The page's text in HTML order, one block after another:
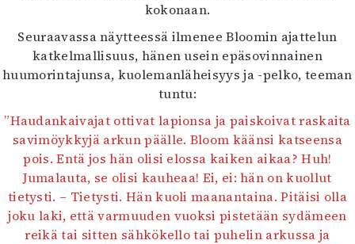
kokonaan.
Seuraavassa näytteessä ilmenee Bloomin ajattelun
katkelmallisuus, hänen usein epäsovinnainen
huumorintajunsa, kuolemanläheisyys ja -pelko, teeman
tuntu:
”Haudankaivajat ottivat lapionsa ja paiskoivat raskaita
savimöykkyjä arkun päälle. Bloom käänsi katseensa
pois. Entä jos hän olisi elossa kaiken aikaa? Huh!
Jumalauta, se olisi kauheaa! Ei, ei: hän on kuollut
tietysti. – Tietysti. Hän kuoli maanantaina. Pitäisi olla
joku laki, että varmuuden vuoksi pistetään sydämeen
reikä tai sitten sähkökello tai puhelin arkussa ja